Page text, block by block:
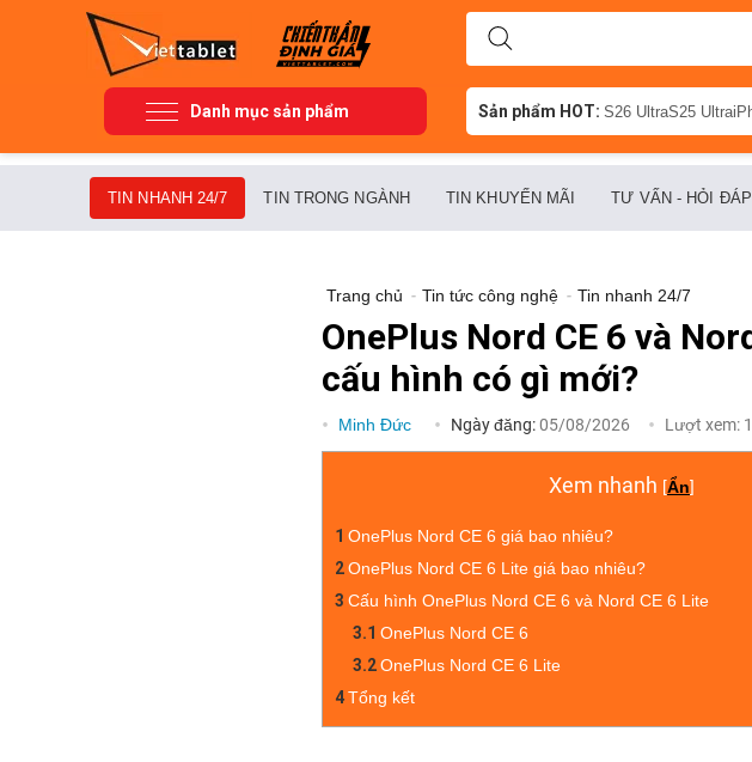
Danh mục sản phẩm Sản phẩm HOT: S26 UltraS25 Ultra
TIN NHANH 24/7 TIN TRONG NGÀNH TIN KHUYẾN MÃI TƯ VẤN - HỎI ĐÁP
Trang chủ - Tin tức công nghệ - Tin nhanh 24/7
OnePlus Nord CE 6 và
cấu hình có gì mới?
Minh Đức Ngày đăng:05/08/2026 Lượt xem:
Xem nhanh [Ẩn]
1 OnePlus Nord CE 6 giá bao nhiêu?
2OnePlus Nord CE 6 Lite giá bao nhiêu?
3 Cấu hình OnePlus Nord CE 6 và Nord CE 6 Lite
3.1 OnePlus Nord CE 6
3.2OnePlus Nord CE 6 Lite
4Tổng kết